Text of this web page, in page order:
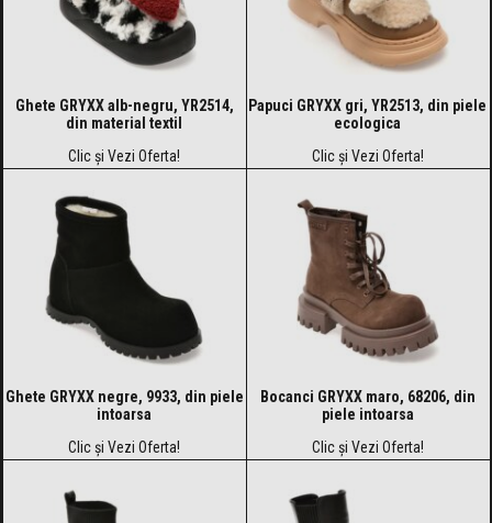
Ghete GRYXX alb-negru, YR2514,
din material textil
Clic și Vezi Oferta!
Papuci GRYXX gri, YR2513, din piele
ecologica
Clic și Vezi Oferta!
Ghete GRYXX negre, 9933, din piele
intoarsa
Clic și Vezi Oferta!
Bocanci GRYXX maro, 68206, din
piele intoarsa
Clic și Vezi Oferta!